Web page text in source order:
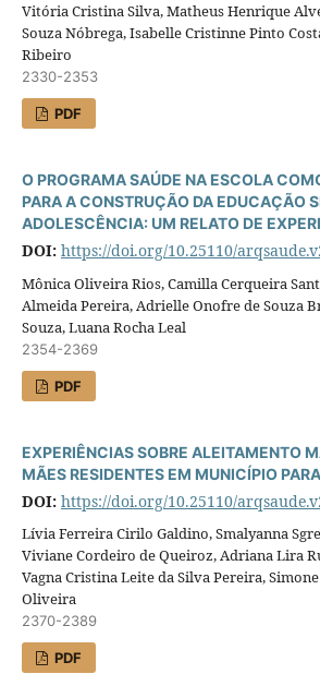
Vitória Cristina Silva, Matheus Henrique
Souza Nóbrega, Isabelle Cristinne Pinto
Ribeiro
2330-2353
PDF
O PROGRAMA SAÚDE NA ESCOLA
PARA A CONSTRUÇÃO DA EDUCAÇÃO
ADOLESCÊNCIA: UM RELATO DE
DOI: https://doi.org/10.25110/
Mônica Oliveira Rios, Camilla Cerqueira
Almeida Pereira, Adrielle Onofre de Souza
Souza, Luana Rocha Leal
2354-2369
PDF
EXPERIÊNCIAS SOBRE ALEITAMENTO
MÃES RESIDENTES EM MUNICÍPIO
DOI: https://doi.org/10.25110/
Lívia Ferreira Cirilo Galdino, Smalyanna
Viviane Cordeiro de Queiroz, Adriana Lira
Vagna Cristina Leite da Silva Pereira,
Oliveira
2370-2389
PDF